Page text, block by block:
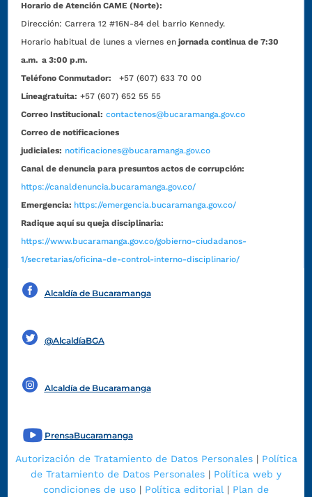
Horario de Atención CAME (Norte):
Dirección:Carrera 12 #16N-84 del barrio Kennedy.
Horario habitual de lunes a viernes en jornada continua de 7:30
a.m. a 3:00 p.m.
Teléfono Conmutador:
+57 (607) 633 70 00
Líneagratuita: +57 (607) 652 55 55
Correo Institucional: contactenos@bucaramanga.gov.co
Correo de notificaciones
judiciales: notificaciones@bucaramanga.gov.co
Canal de denuncia para presuntos actos de corrupción:
https://canaldenuncia.bucaramanga.gov.co/
Emergencia: https://emergencia.bucaramanga.gov.co/
Radique aquí su queja disciplinaria:
https://www.bucaramanga.gov.co/gobierno-ciudadanos-
1/secretarias/oficina-de-control-interno-disciplinario/
Alcaldía de Bucaramanga
@AlcaldíaBGA
Alcaldía de Bucaramanga
PrensaBucaramanga
Autorización de Tratamiento de Datos Personales| Política
de Tratamiento de Datos Personales | Política web y
condiciones de uso | Política editorial | Plan de